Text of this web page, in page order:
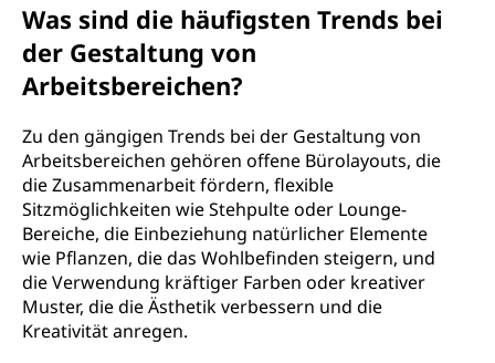
Was sind die häufigsten Trends bei
der Gestaltung von
Arbeitsbereichen?
Zu den gängigen Trends bei der Gestaltung von
Arbeitsbereichen gehören offene Bürolayouts, die
die Zusammenarbeit fördern, flexible
Sitzmöglichkeiten wie Stehpulte oder Lounge-
Bereiche, die Einbeziehung natürlicher Elemente
wie Pflanzen, die das Wohlbefinden steigern, und
die Verwendung kräftiger Farben oder kreativer
Muster, die die Ästhetik verbessern und die
Kreativität anregen.